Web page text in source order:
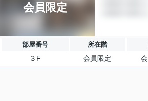
会員限定
部屋番号 所在階
３F 会員限定